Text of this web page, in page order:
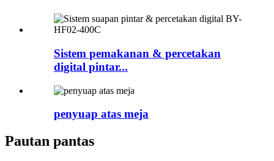
Sistem pemakanan & percetakan
digital pintar...
penyuap atas meja
Pautan pantas